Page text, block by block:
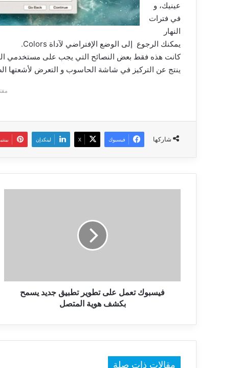
عينيك، و
في فترات
النهار
يمكنك الرجوع إلى الوضع الإفتراضي لآداة Colors.
كانت هذه فقط بعض النصائح التي يجب على مستخدمي
ينتج عن التركيز في شاشة الحاسوب و التعرض لأشعتها
شاركها فيسبوك ‫X لينكدإن
هوية
المتصلفيسبوك تعمل على تطوير تطبيق جديد يسمح
بكشف هوية المتصل
مقالات ذات صلة